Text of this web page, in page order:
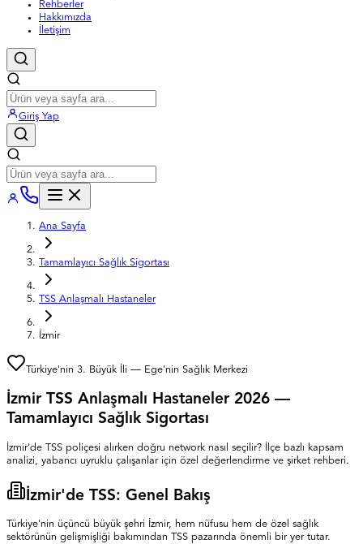
Rehberler
Hakkımızda
İletişim
Giriş Yap
Ana Sayfa
Tamamlayıcı Sağlık Sigortası
TSS Anlaşmalı Hastaneler
İzmir
Türkiye'nin 3. Büyük İli — Ege'nin Sağlık Merkezi
İzmir TSS Anlaşmalı Hastaneler 2026 —
Tamamlayıcı Sağlık Sigortası
İzmir'de TSS poliçesi alırken doğru network nasıl seçilir? İlçe bazlı kapsam
analizi, yabancı uyruklu çalışanlar için özel değerlendirme ve şirket rehberi.
İzmir'de TSS: Genel Bakış
Türkiye'nin üçüncü büyük şehri İzmir, hem nüfusu hem de özel sağlık
sektörünün gelişmişliği bakımından TSS pazarında önemli bir yer tutar.